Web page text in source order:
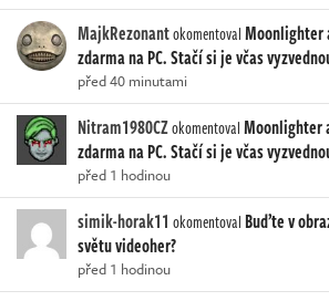
MajkRezonantokomentovalMoonlighter
zdarma na PC. Stačí si je včas
před 40 minutami
Nitram1980CZokomentovalMoonlighter
zdarma na PC. Stačí si je včas
před 1 hodinou
simik-horak11 okomentoval Buďte v
světu videoher?
před 1 hodinou